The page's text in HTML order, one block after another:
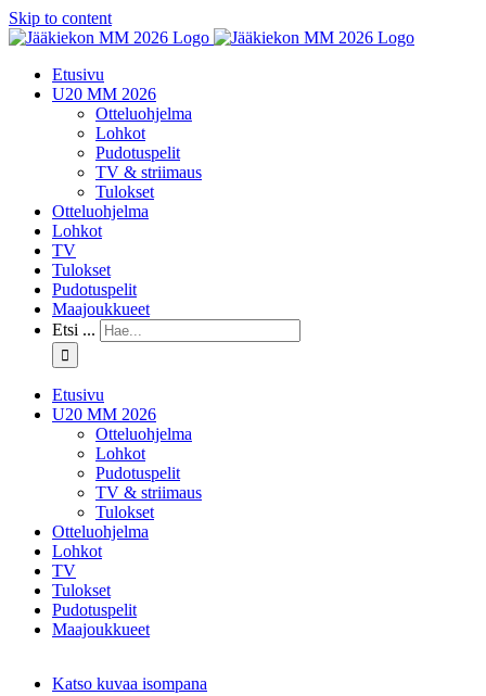
Skip to content
Etusivu
U20 MM 2026
Otteluohjelma
Lohkot
Pudotuspelit
TV & striimaus
Tulokset
Otteluohjelma
Lohkot
TV
Tulokset
Pudotuspelit
Maajoukkueet
Etsi ...
Etusivu
U20 MM 2026
Otteluohjelma
Lohkot
Pudotuspelit
TV & striimaus
Tulokset
Otteluohjelma
Lohkot
TV
Tulokset
Pudotuspelit
Maajoukkueet
Katso kuvaa isompana